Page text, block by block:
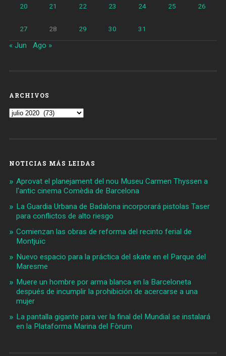
20 21 22 23 24 25 26
27 28 29 30 31
« Jun Ago »
ARCHIVOS
Archivos
NOTICIAS MÁS LEIDAS
Aprovat el planejament del nou Museu Carmen Thyssen a
l'antic cinema Comèdia de Barcelona
La Guardia Urbana de Badalona incorporará pistolas Taser
para conflictos de alto riesgo
Comienzan las obras de reforma del recinto ferial de
Montjuïc
Nuevo espacio para la práctica del skate en el Parque del
Maresme
Muere un hombre por arma blanca en la Barceloneta
después de incumplir la prohibición de acercarse a una
mujer
La pantalla gigante para ver la final del Mundial se instalará
en la Plataforma Marina del Fòrum